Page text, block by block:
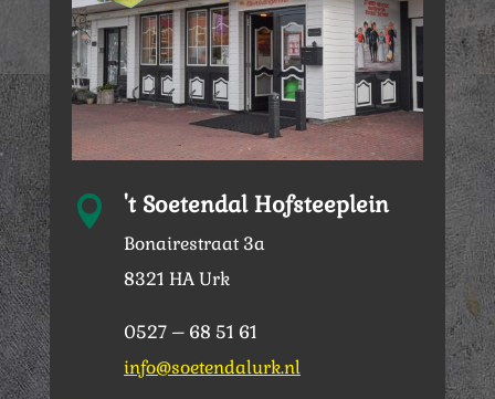
 't Soetendal Hofsteeplein
Bonairestraat 3a
8321 HA Urk
0527 – 68 51 61
info@soetendalurk.nl